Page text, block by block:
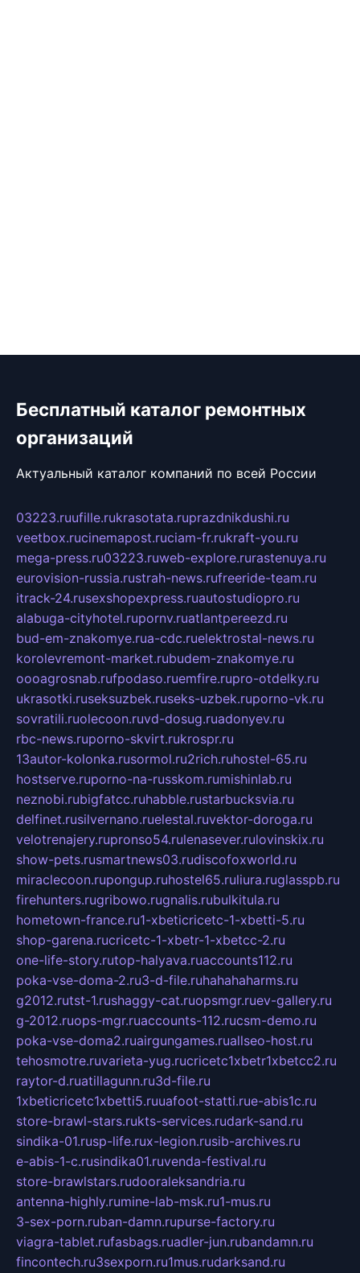
Бесплатный каталог ремонтных
организаций
Актуальный каталог компаний по всей России
03223.ruufille.rukrasotata.ruprazdnikdushi.ru
veetbox.rucinemapost.ruciam-fr.rukraft-you.ru
mega-press.ru03223.ruweb-explore.rurastenuya.ru
eurovision-russia.rustrah-news.rufreeride-team.ru
itrack-24.rusexshopexpress.ruautostudiopro.ru
alabuga-cityhotel.rupornv.ruatlantpereezd.ru
bud-em-znakomye.rua-cdc.ruelektrostal-news.ru
korolevremont-market.rubudem-znakomye.ru
oooagrosnab.rufpodaso.ruemfire.rupro-otdelky.ru
ukrasotki.ruseksuzbek.ruseks-uzbek.ruporno-vk.ru
sovratili.ruolecoon.ruvd-dosug.ruadonyev.ru
rbc-news.ruporno-skvirt.rukrospr.ru
13autor-kolonka.rusormol.ru2rich.ruhostel-65.ru
hostserve.ruporno-na-russkom.rumishinlab.ru
neznobi.rubigfatcc.ruhabble.rustarbucksvia.ru
delfinet.rusilvernano.ruelestal.ruvektor-doroga.ru
velotrenajery.rupronso54.rulenasever.rulovinskix.ru
show-pets.rusmartnews03.rudiscofoxworld.ru
miraclecoon.rupongup.ruhostel65.ruliura.ruglasspb.ru
firehunters.rugribowo.rugnalis.rubulkitula.ru
hometown-france.ru1-xbeticricetc-1-xbetti-5.ru
shop-garena.rucricetc-1-xbetr-1-xbetcc-2.ru
one-life-story.rutop-halyava.ruaccounts112.ru
poka-vse-doma-2.ru3-d-file.ruhahahaharms.ru
g2012.rutst-1.rushaggy-cat.ruopsmgr.ruev-gallery.ru
g-2012.ruops-mgr.ruaccounts-112.rucsm-demo.ru
poka-vse-doma2.ruairgungames.ruallseo-host.ru
tehosmotre.ruvarieta-yug.rucricetc1xbetr1xbetcc2.ru
raytor-d.ruatillagunn.ru3d-file.ru
1xbeticricetc1xbetti5.ruuafoot-statti.rue-abis1c.ru
store-brawl-stars.rukts-services.rudark-sand.ru
sindika-01.rusp-life.rux-legion.rusib-archives.ru
e-abis-1-c.rusindika01.ruvenda-festival.ru
store-brawlstars.rudooraleksandria.ru
antenna-highly.rumine-lab-msk.ru1-mus.ru
3-sex-porn.ruban-damn.rupurse-factory.ru
viagra-tablet.rufasbags.ruadler-jun.rubandamn.ru
fincontech.ru3sexporn.ru1mus.rudarksand.ru